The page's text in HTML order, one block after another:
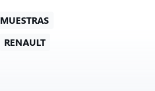
MUESTRAS
RENAULT